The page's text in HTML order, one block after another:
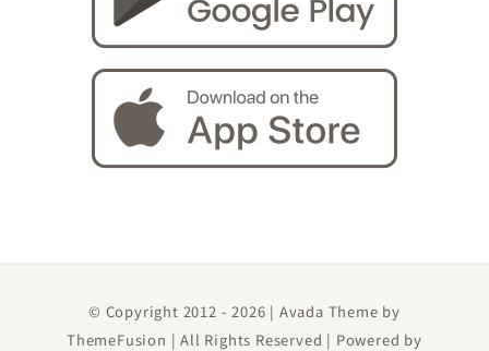
© Copyright 2012 -2026 | Avada Theme by
ThemeFusion | All Rights Reserved | Powered by